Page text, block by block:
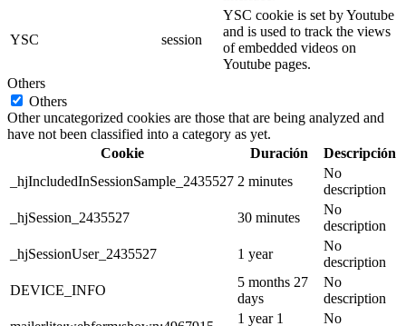
YSC session
YSC cookie is set by Youtube
and is used to track the views
of embedded videos on
Youtube pages.
Others
Others
Other uncategorized cookies are those that are being analyzed and
have not been classified into a category as yet.
Cookie
Duración
Descripción
_hjIncludedInSessionSample_2435527 2 minutes
No
description
_hjSession_2435527
30 minutes
No
description
_hjSessionUser_2435527
1 year
No
description
DEVICE_INFO
5 months 27
days
No
description
1 year 1 No